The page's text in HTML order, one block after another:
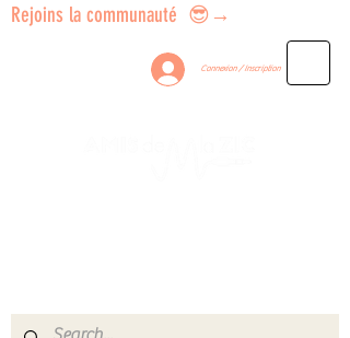
Rejoins la communauté 😎→
Connexion / Inscription